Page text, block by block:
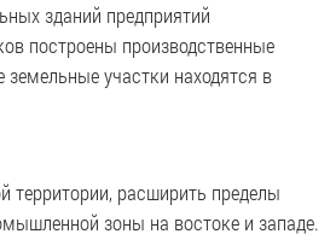
зданий предприятий
построены производственные
участки находятся в
территории, расширить пределы
зоны на востоке и западе.